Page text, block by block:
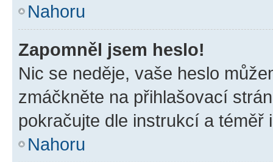
Nahoru
Zapomněl jsem heslo!
Nic se neděje, vaše heslo
zmáčkněte na přihlašovací
pokračujte dle instrukcí a téměř
Nahoru